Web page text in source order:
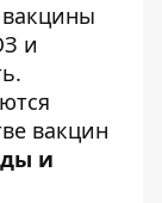
и
вакцин
и